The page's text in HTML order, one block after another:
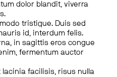
dolor blandit, viverra
tristique. Duis sed
id, interdum felis.
in sagittis eros congue
fermentum auctor
lacinia facilisis, risus nulla